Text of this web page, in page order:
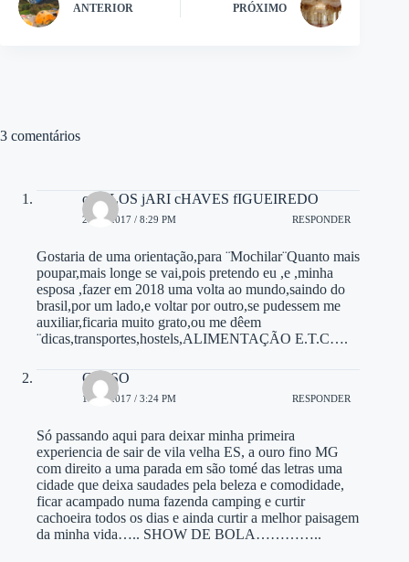
ANTERIOR PRÓXIMO
3 comentários
cARLOS jARI cHAVES fIGUEIREDO
28/01/2017 / 8:29 PM RESPONDER
Gostaria de uma orientação,para ¨Mochilar¨Quanto mais
poupar,mais longe se vai,pois pretendo eu ,e ,minha
esposa ,fazer em 2018 uma volta ao mundo,saindo do
brasil,por um lado,e voltar por outro,se pudessem me
auxiliar,ficaria muito grato,ou me dêem
¨dicas,transportes,hostels,ALIMENTAÇÃO E.T.C….
CELSO
14/03/2017 / 3:24 PM RESPONDER
Só passando aqui para deixar minha primeira
experiencia de sair de vila velha ES, a ouro fino MG
com direito a uma parada em são tomé das letras uma
cidade que deixa saudades pela beleza e comodidade,
ficar acampado numa fazenda camping e curtir
cachoeira todos os dias e ainda curtir a melhor paisagem
da minha vida….. SHOW DE BOLA…………..